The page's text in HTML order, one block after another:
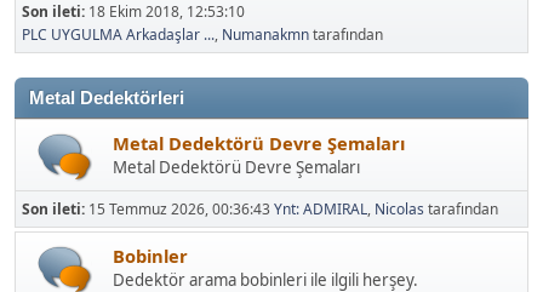
Son ileti: 18 Ekim 2018, 12:53:10
PLC UYGULMA Arkadaşlar ..., Numanakmntarafından
Metal Dedektörleri
Metal Dedektörü Devre Şemaları
Metal Dedektörü Devre Şemaları
Son ileti: 15 Temmuz 2026, 00:36:43Ynt: ADMIRAL, Nicolas tarafından
Bobinler
Dedektör arama bobinleri ile ilgili herşey.